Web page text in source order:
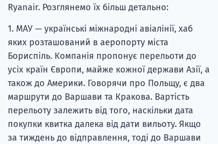
Ryanair. Розглянемо їх більш детально:
1. МАУ — українські міжнародні авіалінії, хаб
яких розташований в аеропорту міста
Бориспіль. Компанія пропонує перельоти до
усіх країн Європи, майже кожної держави Азії, а
також до Америки. Говорячи про Польщу, є два
маршрути до Варшави та Кракова. Вартість
перельоту залежить від того, наскільки дата
покупки квитка далека від дати вильоту. Якщо
за тиждень до відправлення, тоді до Варшави